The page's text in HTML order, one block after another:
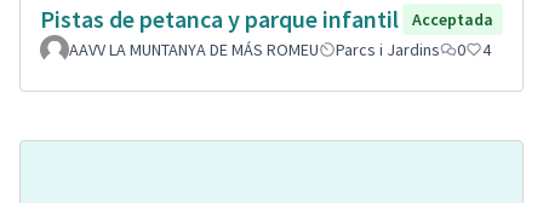
Pistas de petanca y parque infantil
Acceptada
AAVV LA MUNTANYA DE MÁS ROMEU
Parcs i Jardins 0 4